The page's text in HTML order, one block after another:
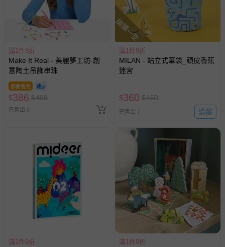
滿1件9折
Make It Real - 美麗夢工坊-創
意陶土吊飾串珠
即將售完
$386 $499
已售出 9
搶購一空
滿1件9折
MILAN - 站立式筆袋_頑皮香蕉
迷宮
$360 $450
已售出 7 追蹤
滿1件9折 滿1件9折